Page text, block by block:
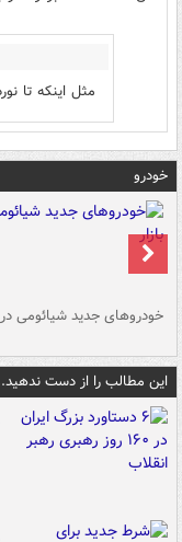
مثل اینکه تا
خودرو
خودروهای جدید شیائومی در
این مطالب را از دست